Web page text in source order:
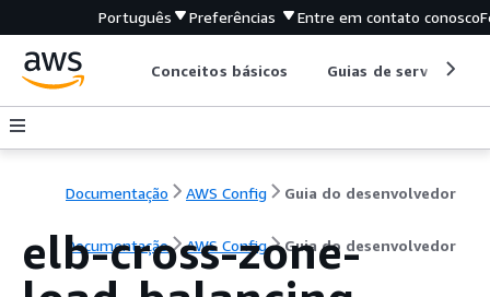
Português Preferências Entre em contato conosco
Conceitos básicos Guias de serviço
Documentação AWS Config Guia do desenvolvedor
Documentação AWS Config Guia do desenvolvedor
elb-cross-zone-